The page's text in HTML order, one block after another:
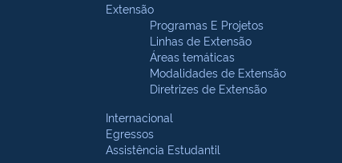
Extensão
Programas E Projetos
Linhas de Extensão
Áreas temáticas
Modalidades de Extensão
Diretrizes de Extensão
Internacional
Egressos
Assistência Estudantil